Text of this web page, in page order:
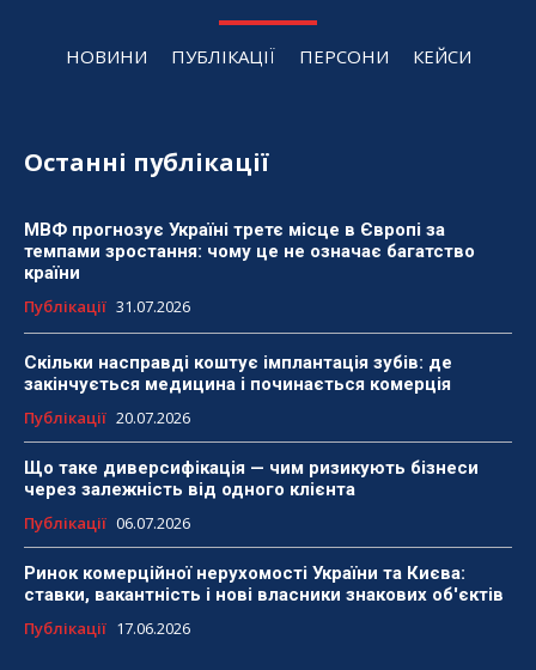
НОВИНИ ПУБЛІКАЦІЇ ПЕРСОНИ КЕЙСИ
Останні публікації
МВФ прогнозує Україні третє місце в Європі за
темпами зростання: чому це не означає багатство
країни
Публікації 31.07.2026
Скільки насправді коштує імплантація зубів: де
закінчується медицина і починається комерція
Публікації 20.07.2026
Що таке диверсифікація — чим ризикують бізнеси
через залежність від одного клієнта
Публікації 06.07.2026
Ринок комерційної нерухомості України та Києва:
ставки, вакантність і нові власники знакових об'єктів
Публікації 17.06.2026